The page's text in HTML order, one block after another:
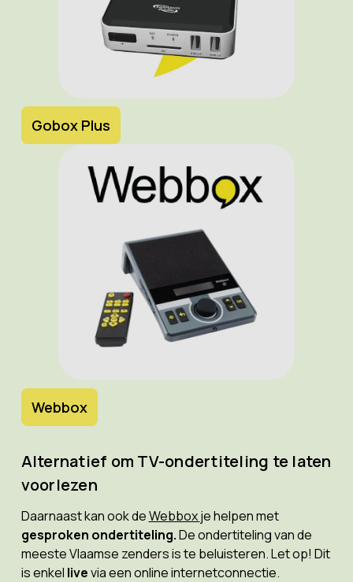
Gobox Plus
Webbox
Alternatief om TV-ondertiteling te laten
voorlezen
Daarnaast kan ook deWebboxje helpen met
gesproken ondertiteling.De ondertiteling van de
meeste Vlaamse zenders is te beluisteren. Let op! Dit
is enkel livevia een online internetconnectie.